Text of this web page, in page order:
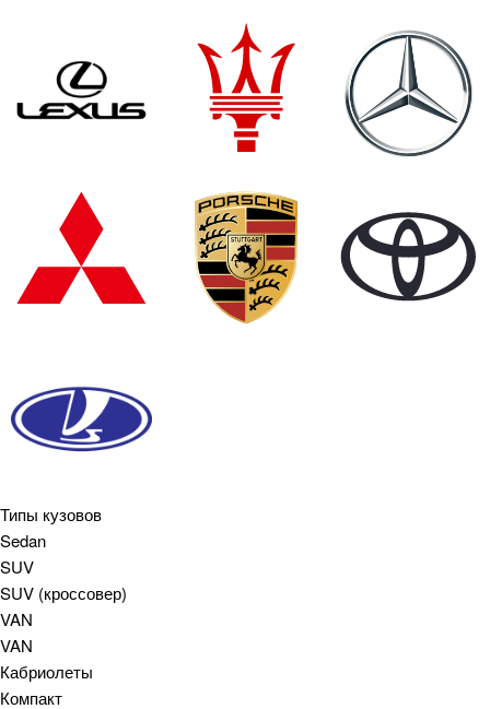
Типы кузовов
Sedan
SUV
SUV (кроссовер)
VAN
VAN
Кабриолеты
Компакт